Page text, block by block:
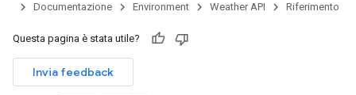
Documentazione
Environment Weather API Riferimento
Questa pagina è stata utile?
Invia feedback